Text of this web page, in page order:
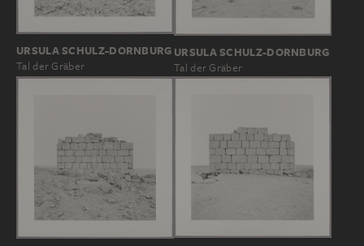
URSULA SCHULZ-DORNBURG
Tal der Gräber
URSULA SCHULZ-DORNBURG
Tal der Gräber